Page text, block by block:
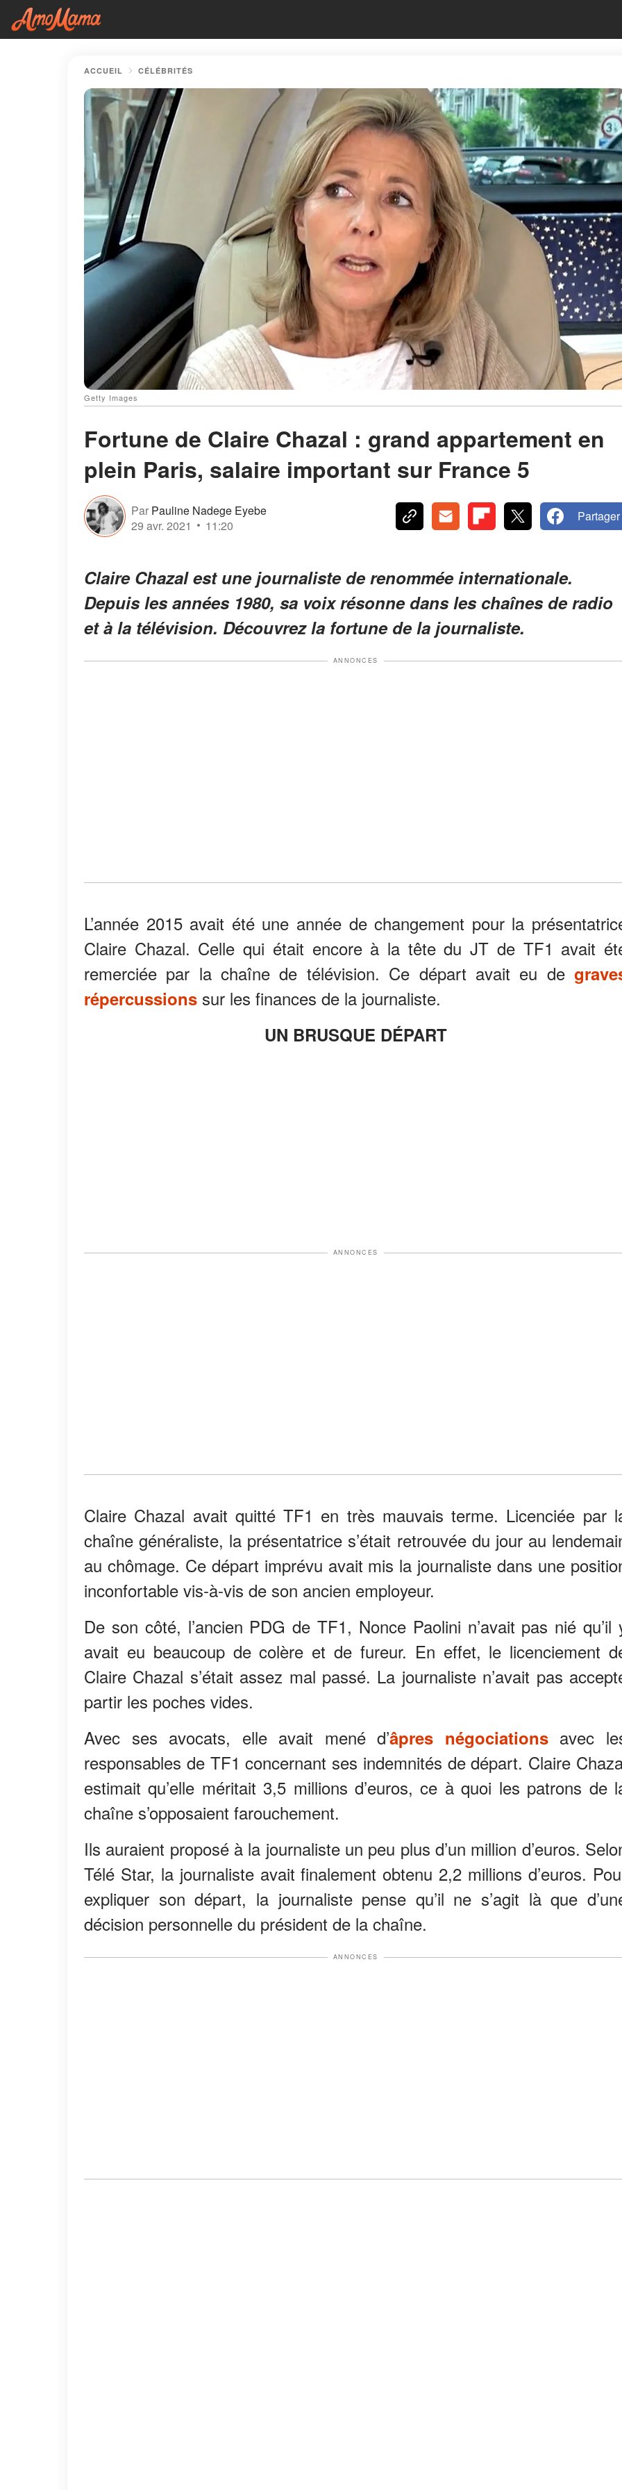
ACCUEIL CÉLÉBRITÉS
Getty Images
Fortune de Claire Chazal : grand appartement en
plein Paris, salaire important sur France 5
Par Pauline Nadege Eyebe
29 avr. 2021
11:20
Partager
Claire Chazal est une journaliste de renommée internationale.
Depuis les années 1980, sa voix résonne dans les chaînes de radio
et à la télévision. Découvrez la fortune de la journaliste.
ANNONCES
L’année 2015 avait été une année de changement pour la
Claire Chazal. Celle qui était encore à la tête du JT de TF1 avait
remerciée par la chaîne de télévision. Ce départ avait eu de
répercussions sur les finances de la journaliste.
UN BRUSQUE DÉPART
ANNONCES
Claire Chazal avait quitté TF1 en très mauvais terme. Licenciée par
chaîne généraliste, la présentatrice s’était retrouvée du jour au
au chômage. Ce départ imprévu avait mis la journaliste dans une
inconfortable vis-à-vis de son ancien employeur.
De son côté, l’ancien PDG de TF1, Nonce Paolini n’avait pas nié qu’il
avait eu beaucoup de colère et de fureur. En effet, le licenciement
Claire Chazal s’était assez mal passé. La journaliste n’avait pas
partir les poches vides.
Avec ses avocats, elle avait mené d’âpres négociationsavec
responsables de TF1 concernant ses indemnités de départ. Claire
estimait qu’elle méritait 3,5 millions d’euros, ce à quoi les patrons de
chaîne s’opposaient farouchement.
Ils auraient proposé à la journaliste un peu plus d’un million d’euros.
Télé Star, la journaliste avait finalement obtenu 2,2 millions d’euros.
expliquer son départ, la journaliste pense qu’il ne s’agit là que
décision personnelle du président de la chaîne.
ANNONCES